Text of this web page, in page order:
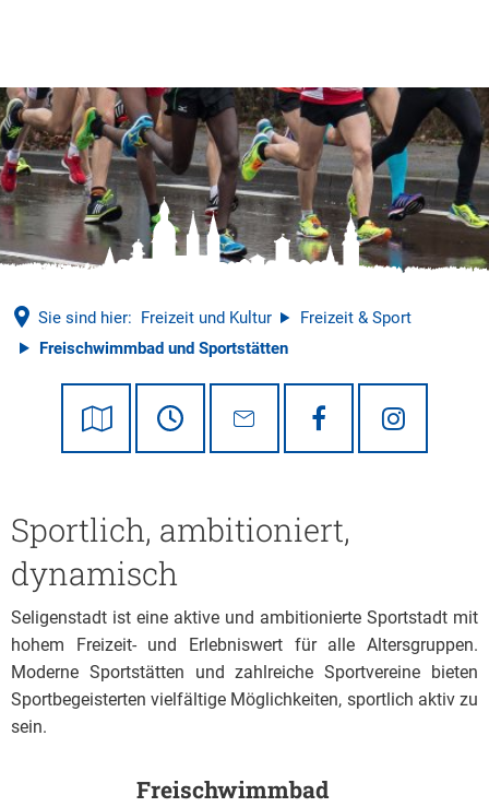
Sie sind hier: Freizeit und Kultur
Freizeit & Sport
Freischwimmbad und Sportstätten
Freischwimmbad
und
Sportstätten
Sportlich, ambitioniert,
dynamisch
Seligenstadt ist eine aktive und ambitionierte Sportstadt mit
hohem Freizeit- und Erlebniswert für alle Altersgruppen.
Moderne Sportstätten und zahlreiche Sportvereine bieten
Sportbegeisterten vielfältige Möglichkeiten, sportlich aktiv zu
sein.
Freischwimmbad